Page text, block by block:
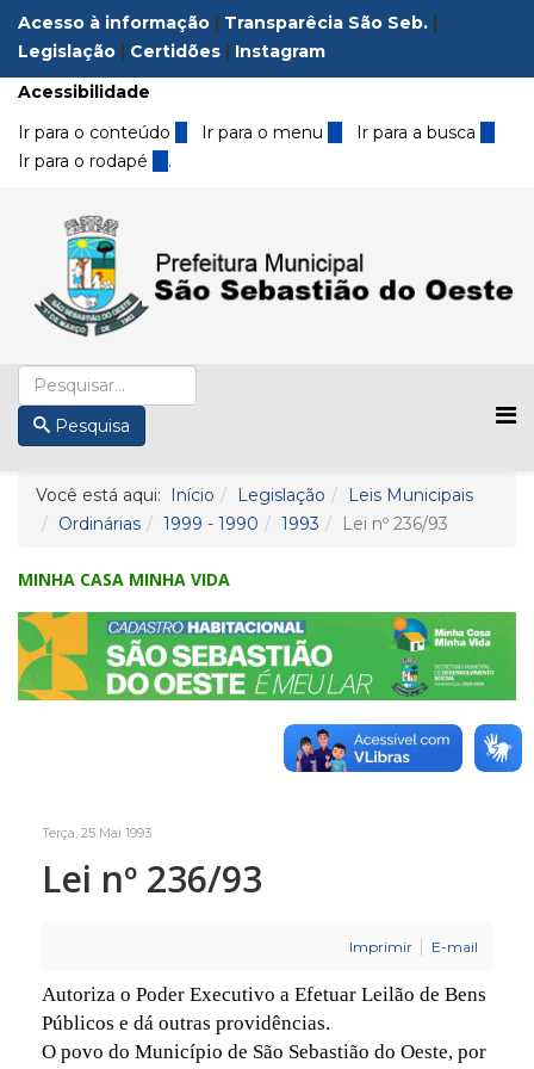
Acesso à informação | Transparêcia São Seb. |
Legislação | Certidões | Instagram
Acessibilidade
Ir para o conteúdo 1 Ir para o menu 2 Ir para a busca3
Ir para o rodapé 4 .
Pesquisa
Você está aqui: Início Legislação
Leis Municipais
Ordinárias
1999 - 1990 1993 Lei nº 236/93
MINHA CASA MINHA VIDA
Terça, 25 Mai 1993
Lei nº 236/93
Imprimir E-mail
Autoriza o Poder Executivo a Efetuar Leilão de Bens
Públicos e dá outras providências.
O povo do Município de São Sebastião do Oeste, por